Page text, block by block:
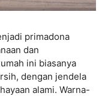
primadona
dan
ini biasanya
dengan jendela
alami. Warna-